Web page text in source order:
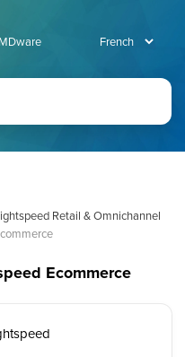
Retail & Omnichannel
Ecommerce